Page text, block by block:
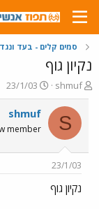
סמים קלים - בעד ונגד
נקיון גוף
פ
ו
ת
ח
ה
ש
א
shmuf
פ
ו
ר
ם
23/1/03
S
shmuf
member
23/1/03
נקיון גוף